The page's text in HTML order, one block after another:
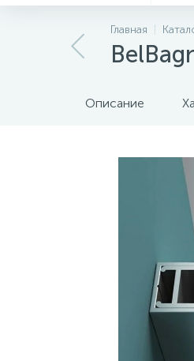
Главная
Описание